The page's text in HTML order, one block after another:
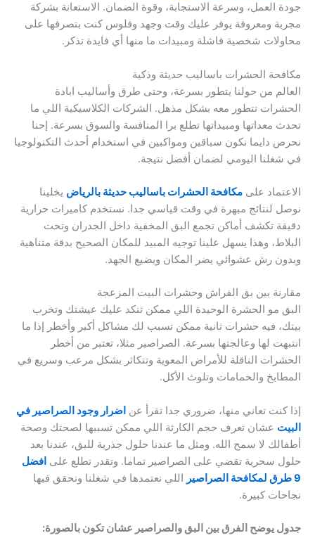
جودة العمل، وسرعة الاستجابة، وقوة الضمان. الاستعانة بشركة
مجربة ومعروفة يوفر عليك وقت وجهد وفلوس كنت بتصرفها على
محاولات شخصية فاشلة ومبيدات ما منها أي فايدة تذكر.
مكافحة الحشرات باساليب حديثة وذكية
العالم من حولنا يتطور بسرعة، وحتى طرق وأساليب ابادة
الحشرات تتطور معه بشكل مذهل. الشركات الكلاسيكية اللي ما
تحدث معداتها ومبيداتها تطلع برا المنافسة والسوق بسرعة. إحنا
نحرص دايما نكون سباقين ومواكبين في استخدام أحدث التكنولوجيا
في شغلنا اليومي لضمان أفضل نتيجة.
الاعتماد على مكافحة الحشرات باساليب حديثة بالرياض يخلينا
نوصل لنتائج مبهرة في وقت قياسي جدا. نستخدم كاميرات حرارية
دقيقة تكشف أماكن تجمع البق المخفية داخل الجدران وتحت
البلاط، وهذا يسهل علينا توجيه المبيد للمكان الصحيح بدقة متناهية
وبدون رش عشوائي يضر المكان ويضيع الجهد.
مقارنة بين بق الفراش وحشرات البيت المزعجة
البق مو الحشرة الوحيدة اللي ممكن تنكد عليك عيشتك وتخرب
بيتك، فيه حشرات ثانية ممكن تسبب لك مشاكل أكبر وأخطر إذا ما
انتبهت لها وعالجتها بسرعة. الصراصير مثلا، تعتبر من أخطر
الحشرات الناقلة للأمراض المعوية وتتكاثر بشكل مرعب وسريع في
المطابخ والحمامات وتلوث الأكل.
إذا كنت تعاني منها، ضروري جدا تقرأ عن اضرار وجود الصراصير في
البيت عشان تعرف حجم الكارثة اللي ممكن تسببها لصحتك وصحة
أطفالك لا سمح الله. ومثل ما عندنا حلول جذرية للبق، عندنا بعد
حلول سحرية تقضي على الصراصير تماما. وتقدر تطلع على افضل
9 طرق لمكافحة الصراصير
اللي نعتمدها في شغلنا ونحقق فيها
نجاحات كبيرة.
جدول يوضح الفرق بين البق والصراصير عشان تكون بالصورة: